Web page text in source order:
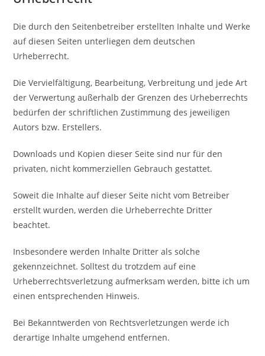
Die durch den Seitenbetreiber erstellten Inhalte und Werke
auf diesen Seiten unterliegen dem deutschen
Urheberrecht.
Die Vervielfältigung, Bearbeitung, Verbreitung und jede Art
der Verwertung außerhalb der Grenzen des Urheberrechts
bedürfen der schriftlichen Zustimmung des jeweiligen
Autors bzw. Erstellers.
Downloads und Kopien dieser Seite sind nur für den
privaten, nicht kommerziellen Gebrauch gestattet.
Soweit die Inhalte auf dieser Seite nicht vom Betreiber
erstellt wurden, werden die Urheberrechte Dritter
beachtet.
Insbesondere werden Inhalte Dritter als solche
gekennzeichnet. Solltest du trotzdem auf eine
Urheberrechtsverletzung aufmerksam werden, bitte ich um
einen entsprechenden Hinweis.
Bei Bekanntwerden von Rechtsverletzungen werde ich
derartige Inhalte umgehend entfernen.